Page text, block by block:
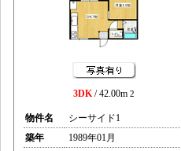
3DK/ 42.00m 2
物件名
シーサイド1
築年
1989年01月